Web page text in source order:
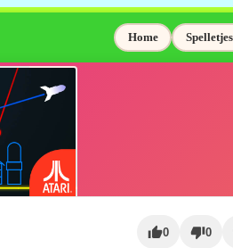
Home Spelletjes
0 0